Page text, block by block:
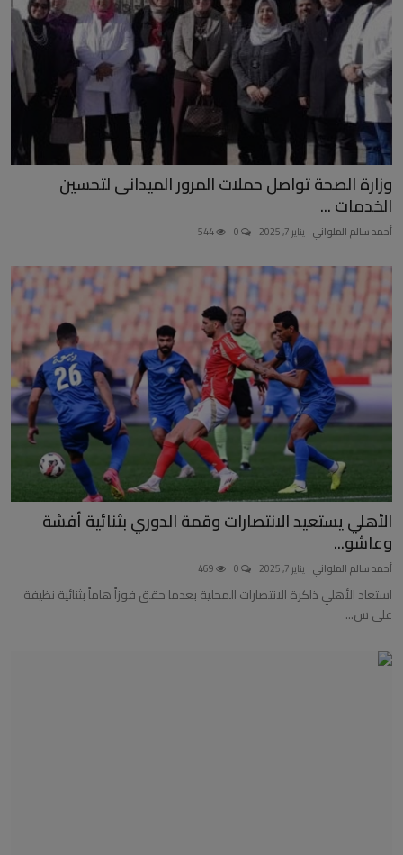
وزارة الصحة تواصل حملات المرور الميدانى لتحسين
الخدمات ...
أحمد سالم الملواني يناير 7, 2025
الأهلي يستعيد الانتصارات وقمة الدوري بثنائية أفشة
وعاشو...
أحمد سالم الملواني يناير 7, 2025
استعاد الأهلي ذاكرة الانتصارات المحلية بعدما حقق فوزاً هاماً بثنائية نظيفة
على س...